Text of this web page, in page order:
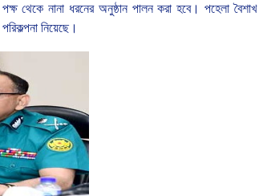
পক্ষ থেকে নানা ধরনের অনুষ্ঠান পালন করা হবে। পহেলা বৈশাখ
পরিকল্পনা নিয়েছে।